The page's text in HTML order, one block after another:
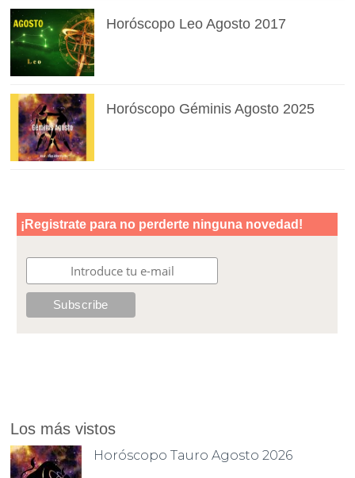
Horóscopo Leo Agosto 2017
Horóscopo Géminis Agosto 2025
Los más vistos
Horóscopo Tauro Agosto 2026